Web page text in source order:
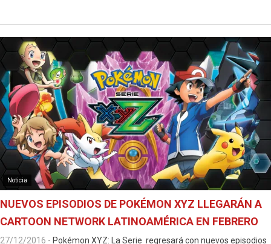
Noticia
NUEVOS EPISODIOS DE POKÉMON XYZ LLEGARÁN A
CARTOON NETWORK LATINOAMÉRICA EN FEBRERO
27/12/2016 - Pokémon XYZ: La Serie regresará con nuevos episodios